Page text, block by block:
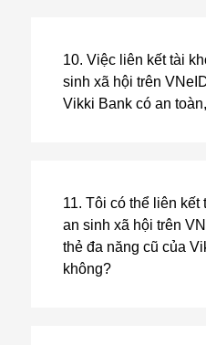
10. Việc liên kết tài
sinh xã hội trên
Vikki Bank có an
11. Tôi có thể liên
an sinh xã hội trên
thẻ đa năng cũ của
không?